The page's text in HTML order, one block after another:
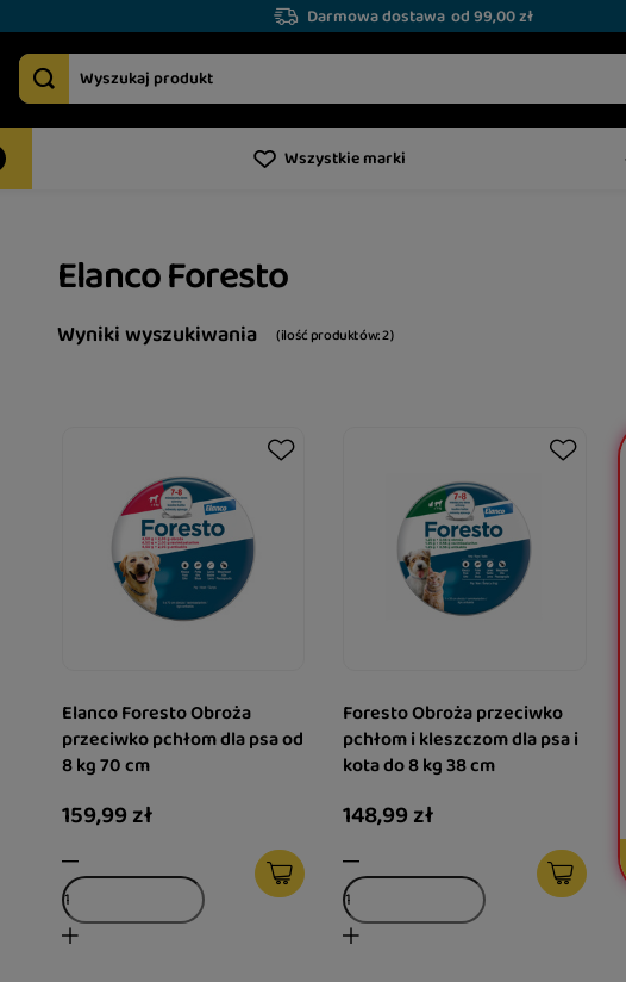
Darmowa dostawa od 99,00 zł
Wszystkie marki
Elanco Foresto
Wyniki wyszukiwania ( ilość produktów:2)
Elanco Foresto Obroża
przeciwko pchłom dla psa od
8 kg 70 cm
159,99 zł
Foresto Obroża przeciwko
pchłom i kleszczom dla psa i
kota do 8 kg 38 cm
148,99 zł